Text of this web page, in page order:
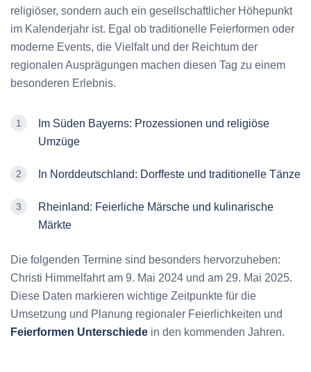
religiöser, sondern auch ein gesellschaftlicher Höhepunkt
im Kalenderjahr ist. Egal ob traditionelle Feierformen oder
moderne Events, die Vielfalt und der Reichtum der
regionalen Ausprägungen machen diesen Tag zu einem
besonderen Erlebnis.
Im Süden Bayerns: Prozessionen und religiöse
Umzüge
In Norddeutschland: Dorffeste und traditionelle Tänze
Rheinland: Feierliche Märsche und kulinarische
Märkte
Die folgenden Termine sind besonders hervorzuheben:
Christi Himmelfahrt am 9. Mai 2024 und am 29. Mai 2025.
Diese Daten markieren wichtige Zeitpunkte für die
Umsetzung und Planung regionaler Feierlichkeiten und
Feierformen Unterschiede in den kommenden Jahren.